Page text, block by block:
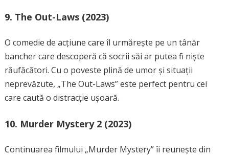
9. The Out-Laws (2023)
O comedie de acțiune care îl urmărește pe un tânăr
bancher care descoperă că socrii săi ar putea fi niște
răufăcători. Cu o poveste plină de umor și situații
neprevăzute, „The Out-Laws” este perfect pentru cei
care caută o distracție ușoară.
10. Murder Mystery 2 (2023)
Continuarea filmului „Murder Mystery” îi reunește din